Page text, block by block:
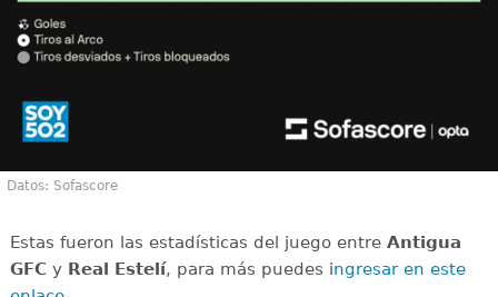
Datos: Sofascore
Estas fueron las estadísticas del juego entre Antigua
GFC y Real Estelí, para más puedes ingresar en este